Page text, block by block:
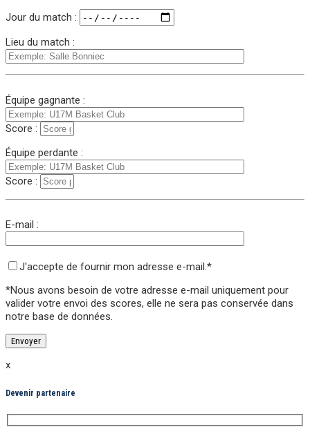
Jour du match :
Lieu du match :
Équipe gagnante :
Score :
Équipe perdante :
Score :
E-mail :
J'accepte de fournir mon adresse e-mail.*
*Nous avons besoin de votre adresse e-mail uniquement pour
valider votre envoi des scores, elle ne sera pas conservée dans
notre base de données.
x
Devenir partenaire